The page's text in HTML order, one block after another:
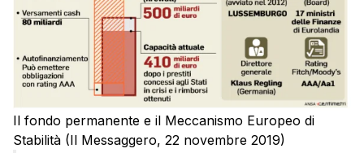
Il fondo permanente e il Meccanismo Europeo di
Stabilità (Il Messaggero, 22 novembre 2019)